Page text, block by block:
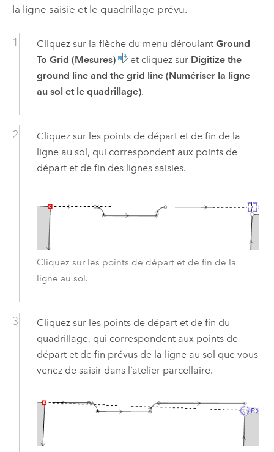
la ligne saisie et le quadrillage prévu.
Cliquez sur la flèche du menu déroulant Ground
To Grid (Mesures)
et cliquez sur Digitize the
ground line and the grid line (Numériser la ligne
au sol et le quadrillage).
Cliquez sur les points de départ et de fin de la
ligne au sol, qui correspondent aux points de
départ et de fin des lignes saisies.
Cliquez sur les points de départ et de fin de la
ligne au sol.
Cliquez sur les points de départ et de fin du
quadrillage, qui correspondent aux points de
départ et de fin prévus de la ligne au sol que vous
venez de saisir dans l’atelier parcellaire.